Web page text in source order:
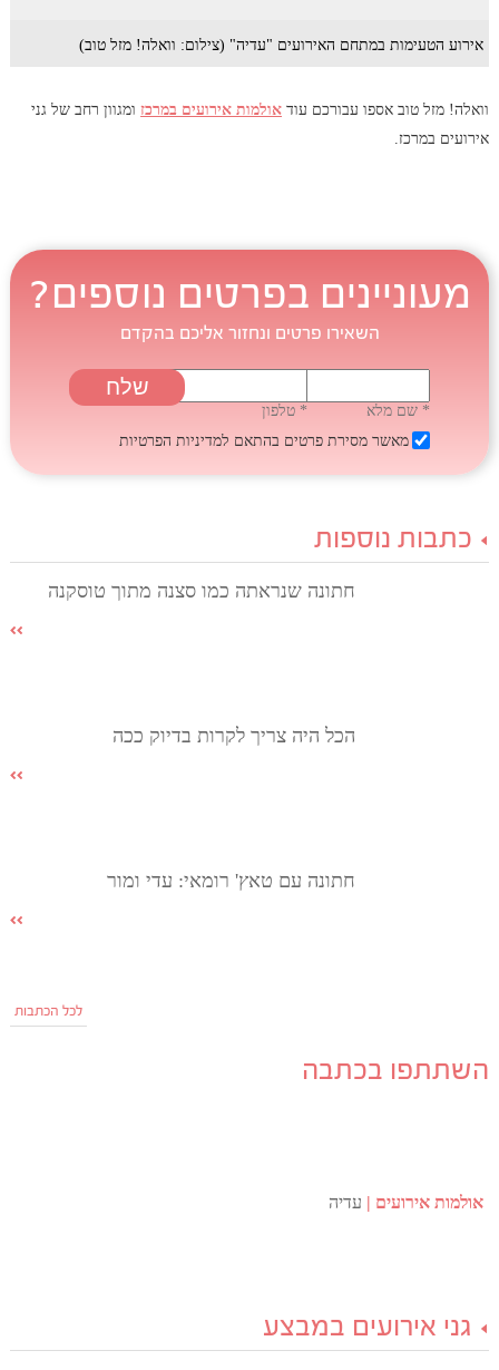
אירוע הטעימות במתחם האירועים "עדיה" (צילום: וואלה! מזל טוב)
וואלה! מזל טוב אספו עבורכם עוד אולמות אירועים במרכזומגוון רחב של גני
אירועים במרכז.
מעוניינים בפרטים נוספים?
השאירו פרטים ונחזור אליכם בהקדם
* שם מלא
* טלפון
מאשר מסירת פרטים בהתאם למדיניות הפרטיות
כתבות נוספות
חתונה שנראתה כמו סצנה מתוך טוסקנה
הכל היה צריך לקרות בדיוק ככה
חתונה עם טאץ' רומאי: עדי ומור
לכל הכתבות
השתתפו בכתבה
אולמות אירועים עדיה
גני אירועים במבצע